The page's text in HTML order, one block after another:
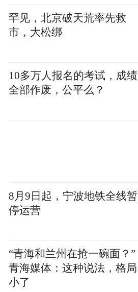
罕见，北京破天荒率先救
市，大松绑
10多万人报名的考试，成绩
全部作废，公平么？
8月9日起，宁波地铁全线暂
停运营
“青海和兰州在抢一碗面？”
青海媒体：这种说法，格局
小了